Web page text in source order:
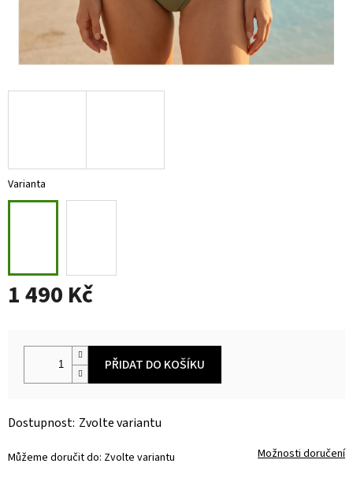
1 490 Kč
Zvolte variantu
Můžeme doručit do: Zvolte variantu Možnosti doručení
Varianta
PŘIDAT DO KOŠÍKU